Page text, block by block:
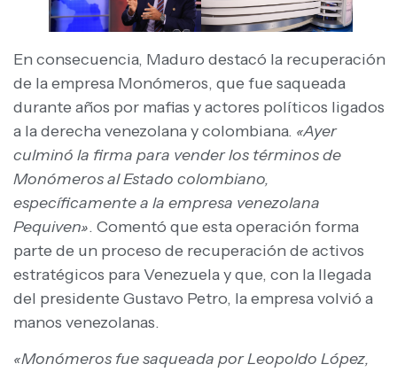
En consecuencia, Maduro destacó la recuperación
de la empresa Monómeros, que fue saqueada
durante años por mafias y actores políticos ligados
a la derecha venezolana y colombiana. «Ayer
culminó la firma para vender los términos de
Monómeros al Estado colombiano,
específicamente a la empresa venezolana
Pequiven». Comentó que esta operación forma
parte de un proceso de recuperación de activos
estratégicos para Venezuela y que, con la llegada
del presidente Gustavo Petro, la empresa volvió a
manos venezolanas.
«Monómeros fue saqueada por Leopoldo López,